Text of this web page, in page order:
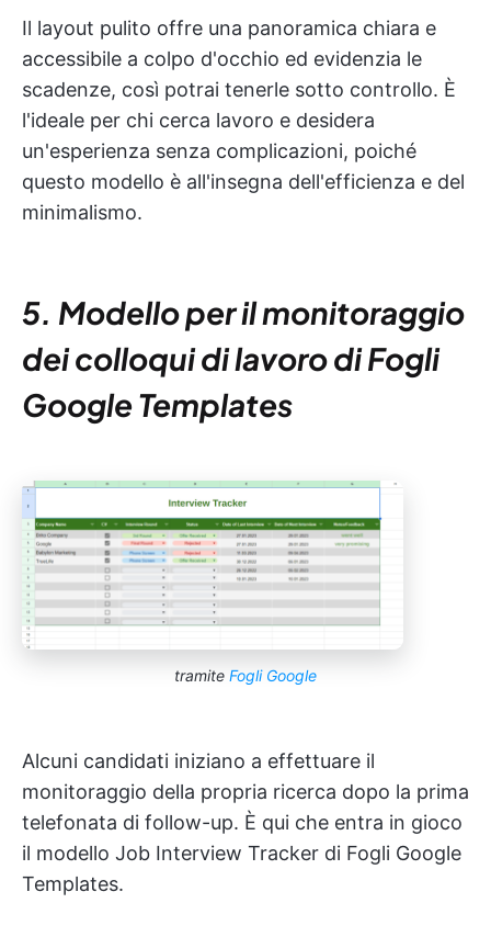
Il layout pulito offre una panoramica chiara e
accessibile a colpo d'occhio ed evidenzia le
scadenze, così potrai tenerle sotto controllo. È
l'ideale per chi cerca lavoro e desidera
un'esperienza senza complicazioni, poiché
questo modello è all'insegna dell'efficienza e del
minimalismo.
5. Modello per il monitoraggio
dei colloqui di lavoro di Fogli
Google Templates
tramite Fogli Google
Alcuni candidati iniziano a effettuare il
monitoraggio della propria ricerca dopo la prima
telefonata di follow-up. È qui che entra in gioco
il modello Job Interview Tracker di Fogli Google
Templates.